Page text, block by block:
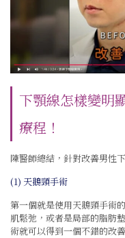
下顎線怎樣變明
療程！
陳醫師總結，針對改善男性
(1) 天鵝頸手術
第一個就是使用天鵝頸手術
肌鬆弛，或者是局部的脂肪
術就可以得到一個不錯的改善